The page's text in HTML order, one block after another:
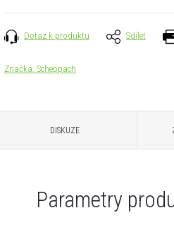
Dotaz k produktu Sdílet
Značka: Scheppach
DISKUZE
Parametry